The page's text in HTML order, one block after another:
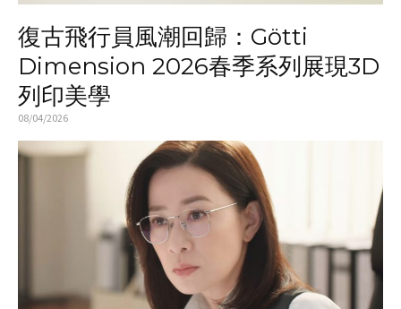
復古飛行員風潮回歸：Götti
Dimension 2026春季系列展現3D
列印美學
08/04/2026